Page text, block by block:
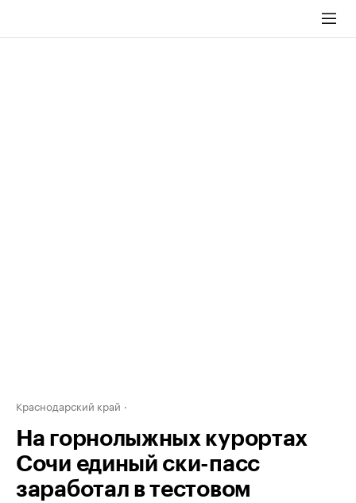
Краснодарский край
На горнолыжных курортах
Сочи единый ски-пасс
заработал в тестовом